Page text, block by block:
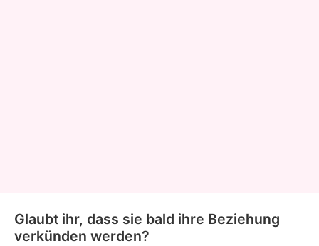
Glaubt ihr, dass sie bald ihre Beziehung
verkünden werden?